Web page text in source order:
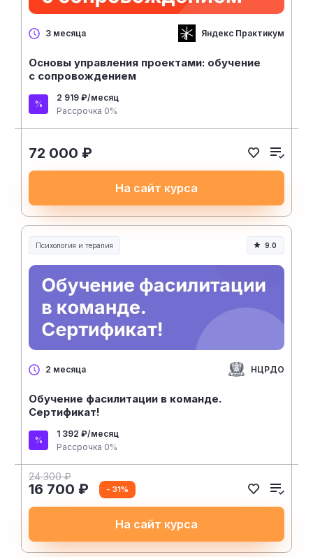
3 месяца Яндекс Практикум
Основы управления проектами: обучение
с сопровождением
2 919 ₽/месяц
Рассрочка 0%
72 000 ₽
На сайт курса
Психология и терапия 9.0
2 месяца НЦРДО
Обучение фасилитации в команде.
Сертификат!
1 392 ₽/месяц
Рассрочка 0%
24 300 ₽
16 700 ₽ - 31%
На сайт курса